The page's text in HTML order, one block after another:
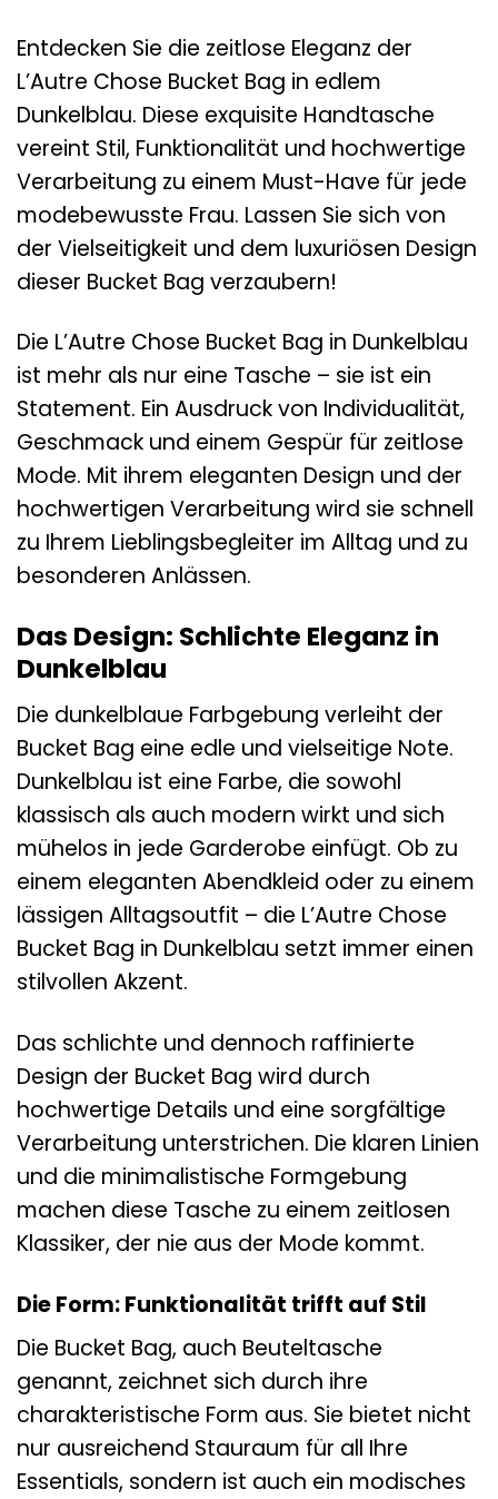
Entdecken Sie die zeitlose Eleganz der
L’Autre Chose Bucket Bag in edlem
Dunkelblau. Diese exquisite Handtasche
vereint Stil, Funktionalität und hochwertige
Verarbeitung zu einem Must-Have für jede
modebewusste Frau. Lassen Sie sich von
der Vielseitigkeit und dem luxuriösen Design
dieser Bucket Bag verzaubern!
Die L’Autre Chose Bucket Bag in Dunkelblau
ist mehr als nur eine Tasche – sie ist ein
Statement. Ein Ausdruck von Individualität,
Geschmack und einem Gespür für zeitlose
Mode. Mit ihrem eleganten Design und der
hochwertigen Verarbeitung wird sie schnell
zu Ihrem Lieblingsbegleiter im Alltag und zu
besonderen Anlässen.
Das Design: Schlichte Eleganz in
Dunkelblau
Die dunkelblaue Farbgebung verleiht der
Bucket Bag eine edle und vielseitige Note.
Dunkelblau ist eine Farbe, die sowohl
klassisch als auch modern wirkt und sich
mühelos in jede Garderobe einfügt. Ob zu
einem eleganten Abendkleid oder zu einem
lässigen Alltagsoutfit – die L’Autre Chose
Bucket Bag in Dunkelblau setzt immer einen
stilvollen Akzent.
Das schlichte und dennoch raffinierte
Design der Bucket Bag wird durch
hochwertige Details und eine sorgfältige
Verarbeitung unterstrichen. Die klaren Linien
und die minimalistische Formgebung
machen diese Tasche zu einem zeitlosen
Klassiker, der nie aus der Mode kommt.
Die Form: Funktionalität trifft auf Stil
Die Bucket Bag, auch Beuteltasche
genannt, zeichnet sich durch ihre
charakteristische Form aus. Sie bietet nicht
nur ausreichend Stauraum für all Ihre
Essentials, sondern ist auch ein modisches